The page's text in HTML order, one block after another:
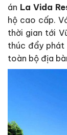
án La Vida
hộ cao cấp.
thời gian tới
thúc đẩy phát
toàn bộ địa